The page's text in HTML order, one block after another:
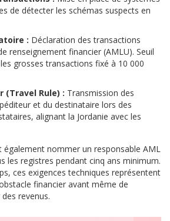
de détecter les schémas suspects en
: Déclaration des transactions
renseignement financier (AMLU). Seuil
grosses transactions fixé à 10 000
(Travel Rule) : Transmission des
et du destinataire lors des
alignant la Jordanie avec les
également nommer un responsable AML
les registres pendant cinq ans minimum.
ces exigences techniques représentent
financier avant même de
revenus.